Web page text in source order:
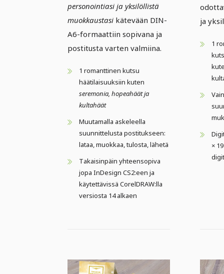
personointiasi ja yksilöllistä
muokkaustasi kätevään DIN-
A6-formaattiin sopivana ja
postitusta varten valmiina.
1 romanttinen kutsu
häätilaisuuksiin kuten
seremonia, hopeahäät ja
kultahäät
Muutamalla askeleella
suunnittelusta postitukseen:
lataa, muokkaa, tulosta, lähetä
Takaisinpäin yhteensopiva
jopa InDesign CS2:een ja
käytettävissä CorelDRAW:lla
versiosta 14 alkaen
ja
1
×